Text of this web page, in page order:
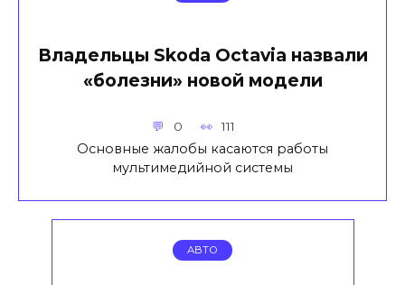
Владельцы Skoda Octavia назвали
«болезни» новой модели
0 111
Основные жалобы касаются работы
мультимедийной системы
АВТО